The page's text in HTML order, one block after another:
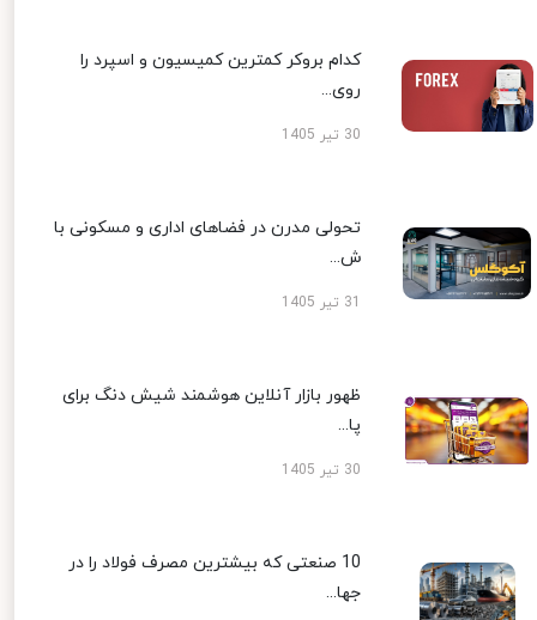
کدام بروکر کمترین کمیسیون و اسپرد را
روی...
30 تیر 1405
تحولی مدرن در فضاهای اداری و مسکونی با
ش...
ظهور بازار آنلاین هوشمند شیش دنگ برای
پا...
30 تیر 1405
10 صنعتی که بیشترین مصرف فولاد را در
جها...